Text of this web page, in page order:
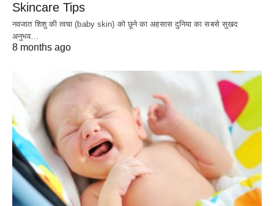
Skincare Tips
नवजात शिशु की त्वचा (baby skin) को छूने का अहसास दुनिया का सबसे सुखद
अनुभव…
8 months ago